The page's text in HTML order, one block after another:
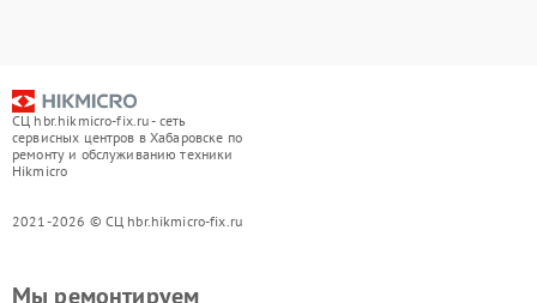
СЦ hbr.hikmicro-fix.ru - сеть
сервисных центров в Хабаровске по
ремонту и обслуживанию техники
Hikmicro
2021-2026 © СЦ hbr.hikmicro-fix.ru
Мы ремонтируем